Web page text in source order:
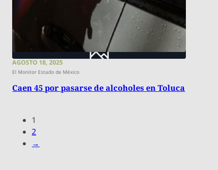
AGOSTO 18, 2025
El Monitor Estado de México
Caen 45 por pasarse de alcoholes en Toluca
1
2
→